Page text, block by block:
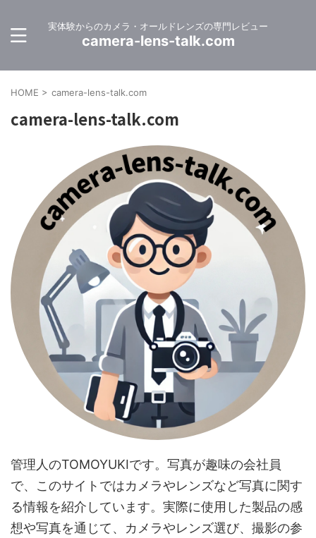
実体験からのカメラ・オールドレンズの専門レビュー
camera-lens-talk.com
HOME > camera-lens-talk.com
camera-lens-talk.com
管理人のTOMOYUKIです。写真が趣味の会社員
で、このサイトではカメラやレンズなど写真に関す
る情報を紹介しています。実際に使用した製品の感
想や写真を通じて、カメラやレンズ選び、撮影の参